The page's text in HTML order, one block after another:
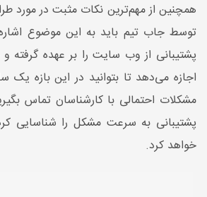
همچنین از مهم‌ترین نکات مثبت در مورد
توسط جاب تیم باید به این موضوع
پشتیبانی از وب سایت را بر عهده گرفته
اجازه می‌دهد تا بتوانید در این بازه
مشکلات احتمالی با کارشناسان تماس
پشتیبانی به سرعت مشکل را شناسایی
خواهد کرد.